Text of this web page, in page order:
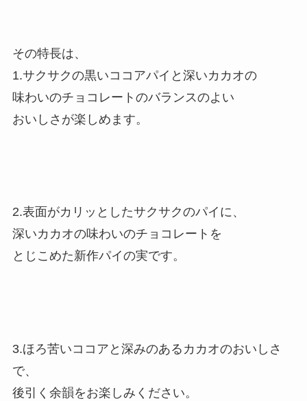
その特長は、
1.サクサクの黒いココアパイと深いカカオの
味わいのチョコレートのバランスのよい
おいしさが楽しめます。
2.表面がカリッとしたサクサクのパイに、
深いカカオの味わいのチョコレートを
とじこめた新作パイの実です。
3.ほろ苦いココアと深みのあるカカオのおいしさ
で、
後引く余韻をお楽しみください。